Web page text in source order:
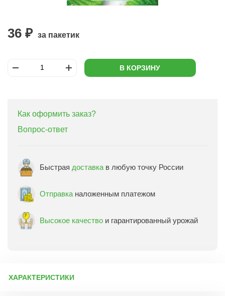
36 ₽ за пакетик
В КОРЗИНУ
Как оформить заказ?
Вопрос-ответ
Быстрая доставка в любую точку России
Отправка наложенным платежом
Высокое качество и гарантированный урожай
ХАРАКТЕРИСТИКИ